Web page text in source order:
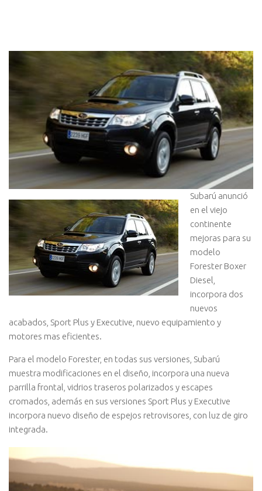
Subarú anunció
en el viejo
continente
mejoras para su
modelo
Forester Boxer
Diesel,
incorpora dos
nuevos
acabados, Sport Plus y Executive, nuevo equipamiento y
motores mas eficientes.
Para el modelo Forester, en todas sus versiones, Subarú
muestra modificaciones en el diseño, incorpora una nueva
parrilla frontal, vidrios traseros polarizados y escapes
cromados, además en sus versiones Sport Plus y Executive
incorpora nuevo diseño de espejos retrovisores, con luz de giro
integrada.